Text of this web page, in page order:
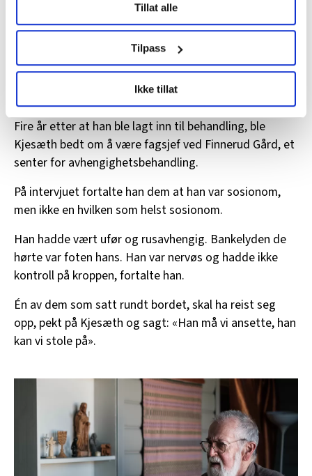
data behandles og hvordan du kan velge hvordan de skal
brukes. Du kan hele tiden endre eller trekke tilbake ditt
samtykke fra erklæringen om informasjonskapsler.
LO Medias publikasjoner frifagbevegelse.no, hk-nytt.no
og fontene.no bruker informasjonskapsler (cookies) for å
lære hvordan våre nettsider blir brukt slik at vi tilby
relevant innhold, tilpassede annonser og utarbeide
statistikk.
Vi deler bare informasjon om hvordan du bruker
innenfor analyse og annonsering. Disse er angitt i
oversikten lengre ned på denne siden.
Tillat alle
Tilpass
Ikke tillat
«Varig ufør. Du er ferdig. Alt er over. Du er ingenting»,
skriver Kjesæth i boka.
Etter ni måneder, dro Kjesæth til sykehuset og ba om
å være portør der. Han var vikar der før han fikk en
miljøterapeutstilling ved et rehabiliteringssenter.
Fire år etter at han ble lagt inn til behandling, ble
Kjesæth bedt om å være fagsjef ved Finnerud Gård, et
senter for avhengighetsbehandling.
På intervjuet fortalte han dem at han var sosionom,
men ikke en hvilken som helst sosionom.
Han hadde vært ufør og rusavhengig. Bankelyden de
hørte var foten hans. Han var nervøs og hadde ikke
kontroll på kroppen, fortalte han.
Én av dem som satt rundt bordet, skal ha reist seg
opp, pekt på Kjesæth og sagt: «Han må vi ansette, han
kan vi stole på».